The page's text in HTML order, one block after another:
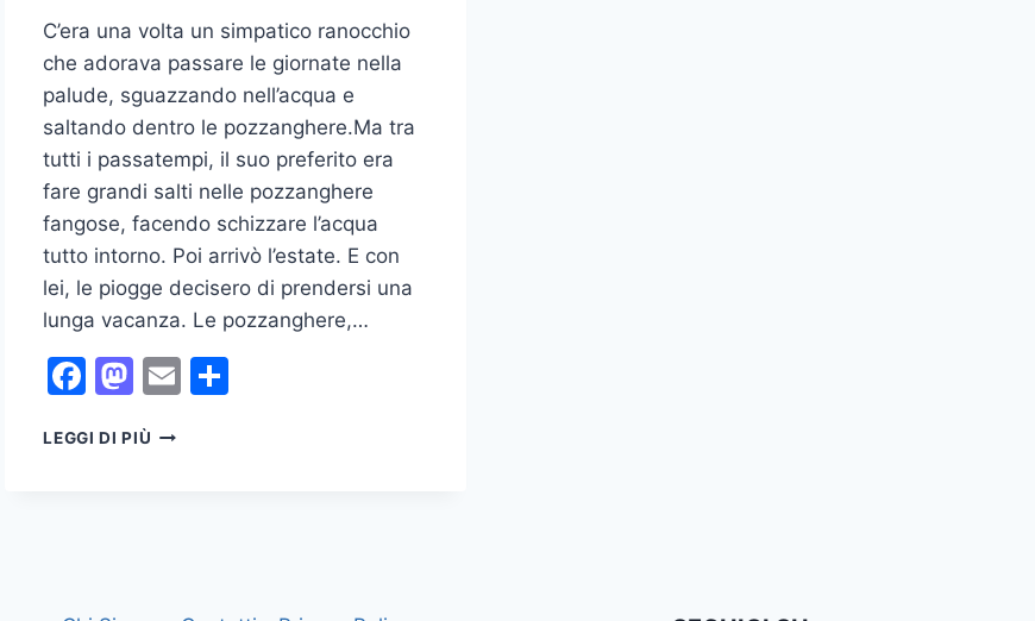
C’era una volta un simpatico ranocchio
che adorava passare le giornate nella
palude, sguazzando nell’acqua e
saltando dentro le pozzanghere.Ma tra
tutti i passatempi, il suo preferito era
fare grandi salti nelle pozzanghere
fangose, facendo schizzare l’acqua
tutto intorno. Poi arrivò l’estate. E con
lei, le piogge decisero di prendersi una
lunga vacanza. Le pozzanghere,…
Facebook
Mastodon
Email
LEGGI DI PIÙ LA